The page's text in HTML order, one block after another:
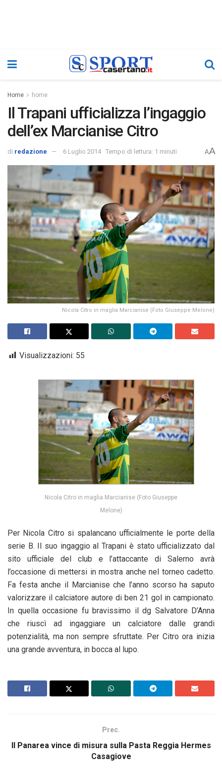
Home home
Il Trapani ufficializza l’ingaggio
dell’ex Marcianise Citro
di redazione 6 Luglio 2014 Tempo di lettura: 1 minuti AA
Nicola Citro in maglia Marcianise (Foto Giuseppe Melone)
Visualizzazioni: 55
Nicola Citro in maglia Marcianise (Foto Giuseppe
Melone)
Per Nicola Citro si spalancano ufficialmente le porte della
serie B. Il suo ingaggio al Trapani è stato ufficializzato dal
sito ufficiale del club e l’attaccante di Salerno avrà
l’occasione di mettersi in mostra anche nel torneo cadetto.
Fa festa anche il Marcianise che l’anno scorso ha saputo
valorizzare il calciatore autore di ben 21 gol in campionato.
In quella occasione fu bravissimo il dg Salvatore D’Anna
che riuscì ad ingaggiare un calciatore dalle grandi
potenzialità, ma non sempre sfruttate. Per Citro ora inizia
una grande avventura, in bocca al lupo.
Prec.
Il Panarea vince di misura sulla Pasta Reggia Hermes
Casagiove